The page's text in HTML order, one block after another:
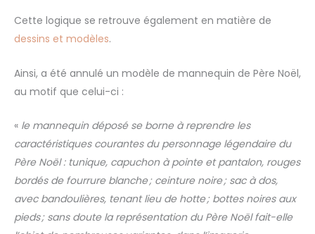
Cette logique se retrouve également en matière de
dessins et modèles.
Ainsi, a été annulé un modèle de mannequin de Père Noël,
au motif que celui-ci :
« le mannequin déposé se borne à reprendre les
caractéristiques courantes du personnage légendaire du
Père Noël : tunique, capuchon à pointe et pantalon, rouges
bordés de fourrure blanche; ceinture noire; sac à dos,
avec bandoulières, tenant lieu de hotte; bottes noires aux
pieds; sans doute la représentation du Père Noël fait-elle